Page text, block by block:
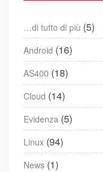
…di tutto di più (5)
Android (16)
AS400 (18)
Cloud (14)
Evidenza (5)
Linux (94)
News (1)